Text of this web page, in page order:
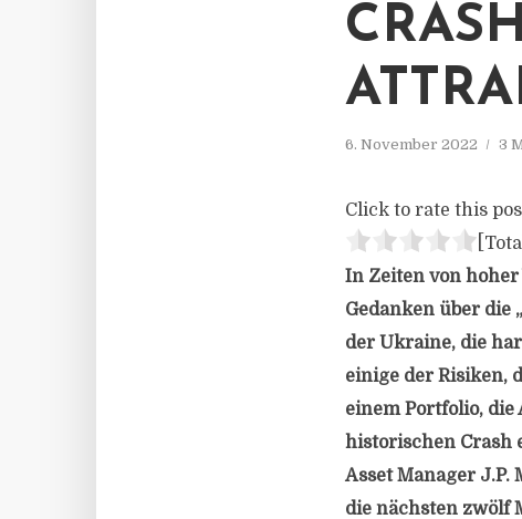
6. November 2022 3
Click to rate this
In Zeiten von
Gedanken über die
der Ukraine, die
einige der Risiken,
einem Portfolio,
historischen Crash
Asset Manager
die nächsten zwölf